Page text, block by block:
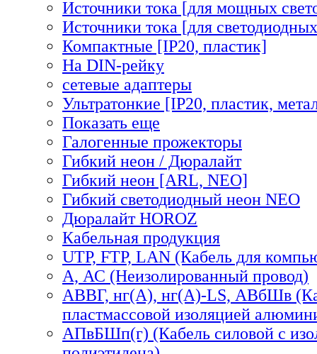
Источники тока [для мощных
Источники тока [для
Компактные [IP20, пластик]
На DIN-рейку
сетевые адаптеры
Ультратонкие [IP20, пластик,
Показать еще
Галогенные прожекторы
Гибкий неон / Дюралайт
Гибкий неон [ARL, NEO]
Гибкий светодиодный неон NEO
Дюралайт HOROZ
Кабельная продукция
UTP, FTP, LAN (Кабель для
А, АС (Неизолированный провод)
АВВГ, нг(А), нг(А)-LS, АВбШв
пластмассовой изоляцией
АПвБШп(г) (Кабель силовой с